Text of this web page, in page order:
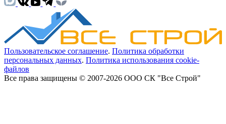
Пользовательское соглашение. Политика обработки
персональных данных. Политика использования cookie-
файлов
Все права защищены © 2007-2026 ООО СК "Все Строй"